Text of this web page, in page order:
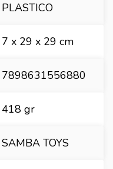
PLASTICO
7 x 29 x 29 cm
7898631556880
418 gr
SAMBA TOYS